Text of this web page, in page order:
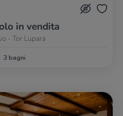
in vendita
- Tor Lupara
3 bagni